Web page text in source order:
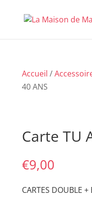
Accueil /
40 ANS
Carte TU
€9,00
CARTES DOUBLE